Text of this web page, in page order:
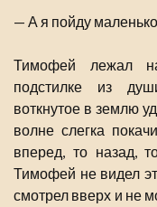
— А я пойду
Тимофей лежал
подстилке из
воткнутое в землю
волне слегка
вперед, то назад,
Тимофей не видел
смотрел вверх и не